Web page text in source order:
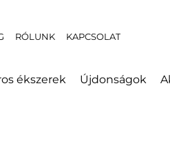
RÓLUNK KAPCSOLAT
ékszerek Újdonságok